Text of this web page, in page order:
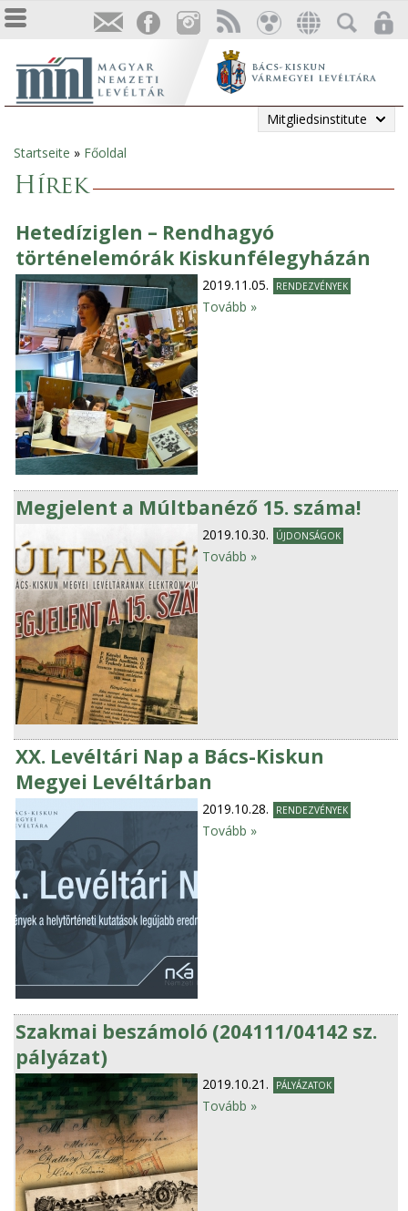
Mitgliedsinstitute
Sie
sind
hier
Startseite » Főoldal
Hírek
Hetedíziglen – Rendhagyó
történelemórák Kiskunfélegyházán
2019.11.05. RENDEZVÉNYEK
Tovább »
Megjelent a Múltbanéző 15. száma!
2019.10.30. ÚJDONSÁGOK
Tovább »
XX. Levéltári Nap a Bács-Kiskun
Megyei Levéltárban
2019.10.28. RENDEZVÉNYEK
Tovább »
Szakmai beszámoló (204111/04142 sz.
pályázat)
2019.10.21. PÁLYÁZATOK
Tovább »